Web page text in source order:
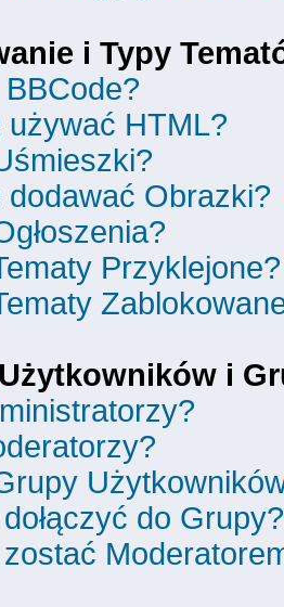
i Typy
używać HTML?
dodawać Obrazki?
Przyklejone?
i
do Grupy?